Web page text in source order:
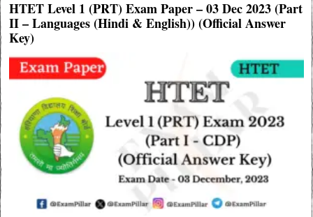
HTET Level 1 (PRT) Exam Paper – 03 Dec 2023 (Part
II – Languages (Hindi & English)) (Official Answer
Key)